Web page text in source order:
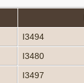
I3494
I3480
I3497